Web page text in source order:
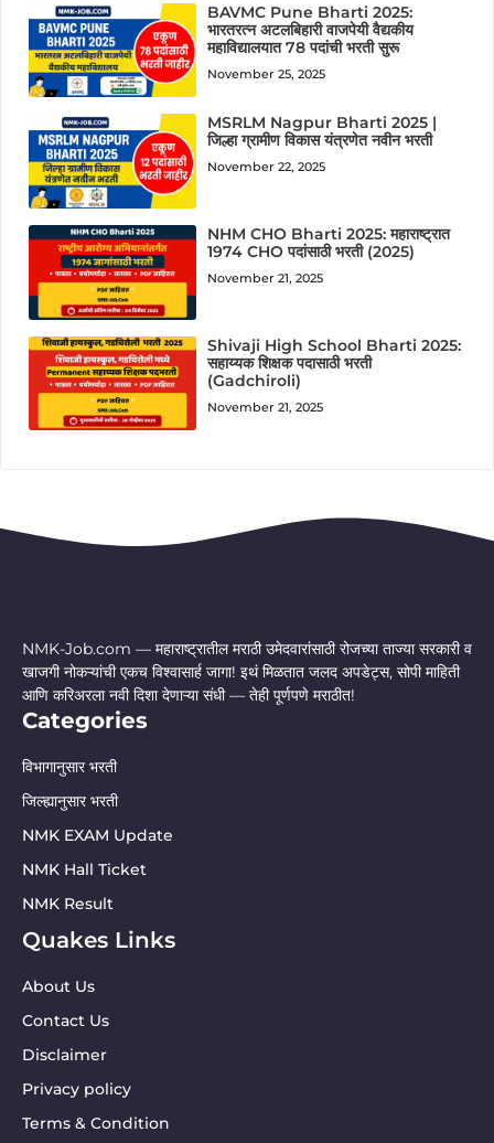
BAVMC Pune Bharti 2025:
भारतरत्न अटलबिहारी वाजपेयी वैद्यकीय
महाविद्यालयात 78 पदांची भरती सुरू
November 25, 2025
MSRLM Nagpur Bharti 2025 |
जिल्हा ग्रामीण विकास यंत्रणेत नवीन भरती
November 22, 2025
NHM CHO Bharti 2025: महाराष्ट्रात
1974 CHO पदांसाठी भरती (2025)
November 21, 2025
Shivaji High School Bharti 2025:
सहाय्यक शिक्षक पदासाठी भरती
(Gadchiroli)
November 21, 2025
NMK-Job.com — महाराष्ट्रातील मराठी उमेदवारांसाठी रोजच्या ताज्या सरकारी व
खाजगी नोकऱ्यांची एकच विश्वासार्ह जागा! इथं मिळतात जलद अपडेट्स, सोपी माहिती
आणि करिअरला नवी दिशा देणाऱ्या संधी — तेही पूर्णपणे मराठीत!
Categories
विभागानुसार भरती
जिल्ह्यानुसार भरती
NMK EXAM Update
NMK Hall Ticket
NMK Result
Quakes Links
About Us
Contact Us
Disclaimer
Privacy policy
Terms & Condition